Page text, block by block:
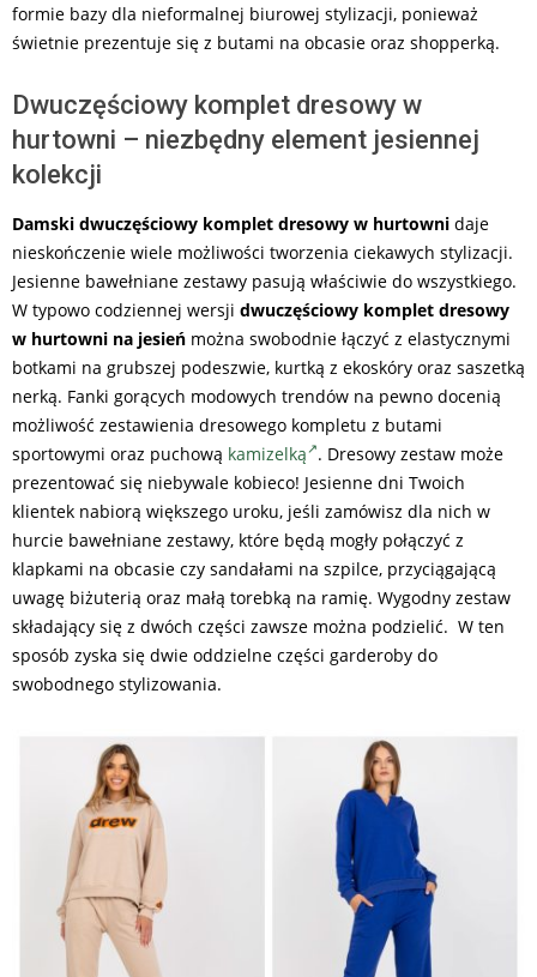
formie bazy dla nieformalnej biurowej stylizacji, ponieważ
świetnie prezentuje się z butami na obcasie oraz shopperką.
Dwuczęściowy komplet dresowy w
hurtowni – niezbędny element jesiennej
kolekcji
Damski dwuczęściowy komplet dresowy w hurtowni daje
nieskończenie wiele możliwości tworzenia ciekawych stylizacji.
Jesienne bawełniane zestawy pasują właściwie do wszystkiego.
W typowo codziennej wersji dwuczęściowy komplet dresowy
w hurtowni na jesień można swobodnie łączyć z elastycznymi
botkami na grubszej podeszwie, kurtką z ekoskóry oraz saszetką
nerką. Fanki gorących modowych trendów na pewno docenią
możliwość zestawienia dresowego kompletu z butami
sportowymi oraz puchową kamizelką . Dresowy zestaw może
prezentować się niebywale kobieco! Jesienne dni Twoich
klientek nabiorą większego uroku, jeśli zamówisz dla nich w
hurcie bawełniane zestawy, które będą mogły połączyć z
klapkami na obcasie czy sandałami na szpilce, przyciągającą
uwagę biżuterią oraz małą torebką na ramię. Wygodny zestaw
składający się z dwóch części zawsze można podzielić. W ten
sposób zyska się dwie oddzielne części garderoby do
swobodnego stylizowania.